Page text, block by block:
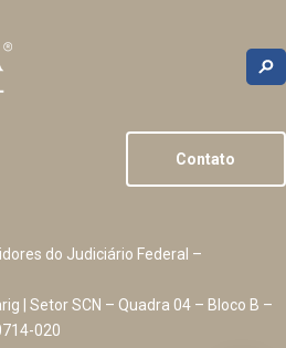
Contato
do Judiciário Federal –
| Setor SCN – Quadra 04 – Bloco B –
020